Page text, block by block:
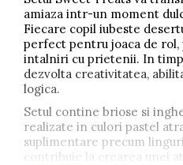
amiaza intr-un moment
Fiecare copil iubeste
perfect pentru joaca de
intalniri cu prietenii. In
dezvolta creativitatea,
logica.
Setul contine briose si
realizate in culori pastel
suplimentare precum
contribuie la crearea unei